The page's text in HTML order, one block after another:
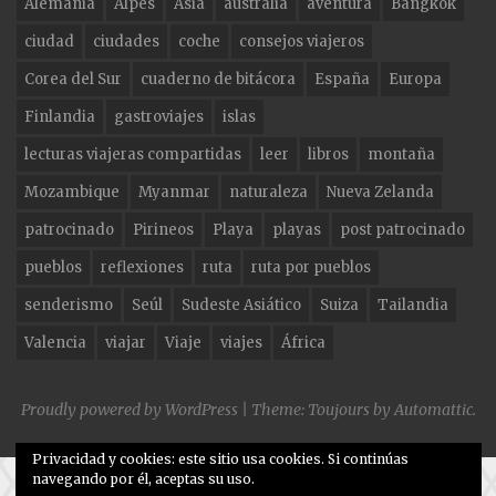
b
o
o
k
ra
m
r
ciudad
ciudades coche
consejos viajeros
Corea del Sur
cuaderno de bitácora España
Europa
Finlandia
gastroviajes
islas
lecturas viajeras compartidas
leer libros
montaña
Mozambique
Myanmar naturaleza
Nueva Zelanda
patrocinado
Pirineos Playa playas
post patrocinado
pueblos
reflexiones ruta
ruta por pueblos
senderismo
Seúl Sudeste Asiático Suiza
Tailandia
Valencia
viajar Viaje viajes África
Proudly powered by WordPress Theme: Toujours byAutomattic.
Privacidad y cookies: este sitio usa cookies. Si continúas
navegando por él, aceptas su uso.